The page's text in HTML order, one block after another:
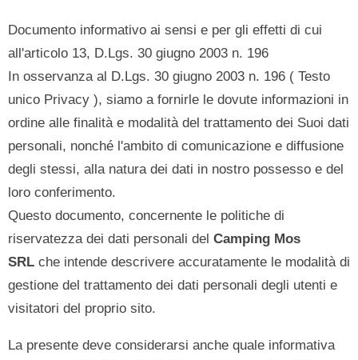
Documento informativo ai sensi e per gli effetti di cui
all'articolo 13, D.Lgs. 30 giugno 2003 n. 196
In osservanza al D.Lgs. 30 giugno 2003 n. 196 ( Testo
unico Privacy ), siamo a fornirle le dovute informazioni in
ordine alle finalità e modalità del trattamento dei Suoi dati
personali, nonché l'ambito di comunicazione e diffusione
degli stessi, alla natura dei dati in nostro possesso e del
loro conferimento.
Questo documento, concernente le politiche di
riservatezza dei dati personali del Camping Mos
SRL che intende descrivere accuratamente le modalità di
gestione del trattamento dei dati personali degli utenti e
visitatori del proprio sito.
La presente deve considerarsi anche quale informativa